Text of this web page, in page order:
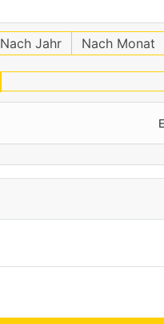
Nach Jahr Nach Monat